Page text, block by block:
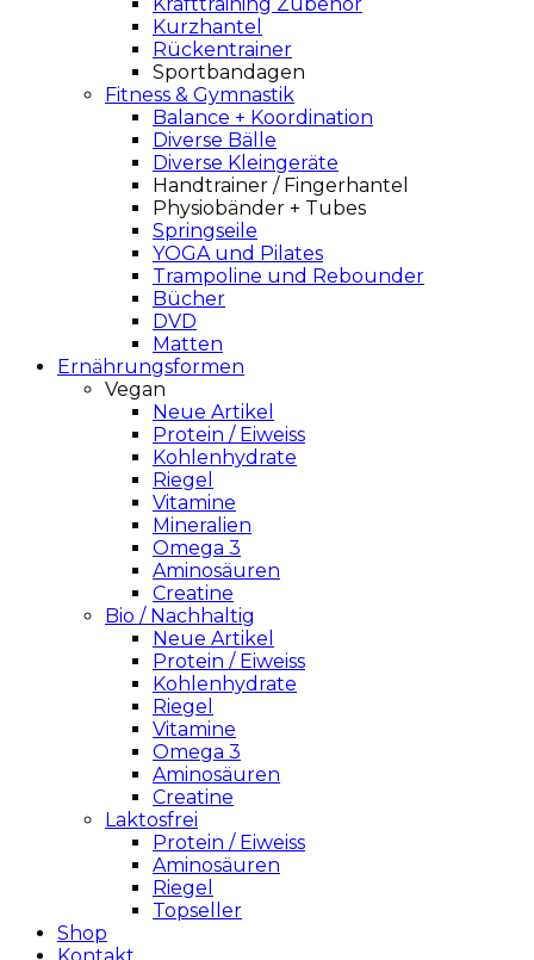
Kurzhantel
Rückentrainer
Sportbandagen
Fitness & Gymnastik
Balance + Koordination
Diverse Bälle
Diverse Kleingeräte
Handtrainer / Fingerhantel
Physiobänder + Tubes
Springseile
YOGA und Pilates
Trampoline und Rebounder
Bücher
DVD
Matten
Ernährungsformen
Vegan
Neue Artikel
Protein / Eiweiss
Kohlenhydrate
Riegel
Vitamine
Mineralien
Omega 3
Aminosäuren
Creatine
Bio / Nachhaltig
Neue Artikel
Protein / Eiweiss
Kohlenhydrate
Riegel
Vitamine
Omega 3
Aminosäuren
Creatine
Laktosfrei
Protein / Eiweiss
Aminosäuren
Riegel
Topseller
Shop